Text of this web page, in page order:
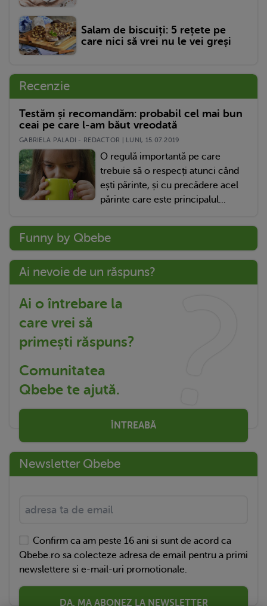
Salam de biscuiți: 5 rețete pe
care nici să vrei nu le vei greși
Recenzie
Testăm și recomandăm: probabil cel mai bun
ceai pe care l-am băut vreodată
GABRIELA PALADI - REDACTOR | LUNI, 15.07.2019
O regulă importantă pe care
trebuie să o respecți atunci când
ești părinte, și cu precădere acel
părinte care este principalul...
Funny by Qbebe
Ai nevoie de un răspuns?
Ai o întrebare la
care vrei să
primești răspuns?
Comunitatea
Qbebe te ajută.
ÎNTREABĂ
Newsletter Qbebe
Confirm ca am peste 16 ani si sunt de acord ca
Qbebe.ro sa colecteze adresa de email pentru a primi
newslettere si e-mail-uri promotionale.
DA, MA ABONEZ LA NEWSLETTER